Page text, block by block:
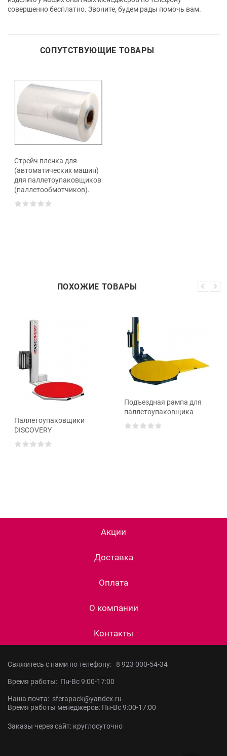
совершенно бесплатно. Звоните, будем рады помочь вам.
СОПУТСТВУЮЩИЕ ТОВАРЫ
Стрейч пленка для
(автоматических машин)
для паллетоупаковщиков
(паллетообмотчиков).
ПОХОЖИЕ ТОВАРЫ
Паллетоупаковщики
DISCOVERY
Подъездная рампа для
паллетоупаковщика
Акции
Доставка
Оплата
О компании
Контакты
Свяжитесь с нами по телефону: 8 923 000-54-34
Время работы: Пн-Вс 9:00-17:00
Наша почта: sferapack@yandex.ru
Время работы менеджеров: Пн-Вс 9:00-17:00
Заказы через сайт: круглосуточно